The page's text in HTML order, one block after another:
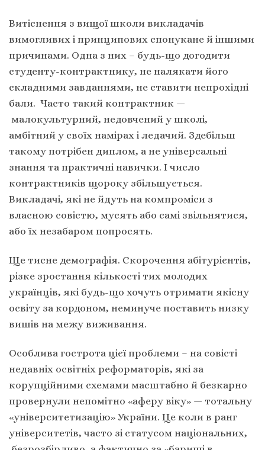
Витіснення з вищої школи викладачів
вимогливих і принципових спонукане й іншими
причинами. Одна з них – будь-що догодити
студенту-контрактнику, не налякати його
складними завданнями, не ставити непрохідні
бали. Часто такий контрактник —
малокультурний, недовчений у школі,
амбітний у своїх намірах і ледачий. Здебільш
такому потрібен диплом, а не універсальні
знання та практичні навички. І число
контрактників щороку збільшується.
Викладачі, які не йдуть на компроміси з
власною совістю, мусять або самі звільнятися,
або їх незабаром попросять.
Ще тисне демографія. Скорочення абітурієнтів,
різке зростання кількості тих молодих
українців, які будь-що хочуть отримати якісну
освіту за кордоном, неминуче поставить низку
вишів на межу виживання.
Особлива гострота цієї проблеми – на совісті
недавніх освітніх реформаторів, які за
корупційними схемами масштабно й безкарно
провернули непомітно «аферу віку» — тотальну
«університетизацію» України. Це коли в ранг
університетів, часто зі статусом національних,